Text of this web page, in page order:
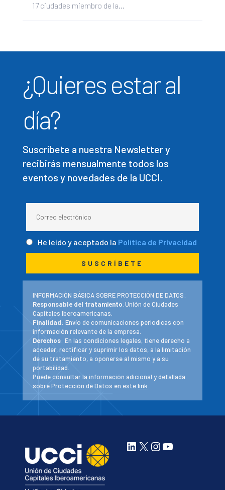
17 ciudades miembro de la...
¿Quieres estar al
día?
Suscríbete a nuestra Newsletter y
recibirás mensualmente todos los
eventos y novedades de la UCCI.
He leído y aceptado la Política de Privacidad
INFORMACIÓN BÁSICA SOBRE PROTECCIÓN DE DATOS:
Responsable del tratamiento:Unión de Ciudades
Capitales Iberoamericanas.
Finalidad: Envío de comunicaciones periodicas con
información relevante de la empresa.
Derechos: En las condiciones legales, tiene derecho a
acceder, rectificar y suprimir los datos, a la limitación
de su tratamiento, a oponerse al mismo y a su
portabilidad.
Puede consultar la información adicional y detallada
sobre Protección de Datos en estelink
LinkedIn
X Instagram
YouTube